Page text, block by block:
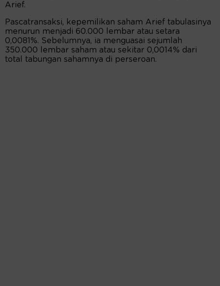
Arief.
Pascatransaksi, kepemilikan saham Arief tabulasinya
menurun menjadi 60.000 lembar atau setara
0,0081%. Sebelumnya, ia menguasai sejumlah
350.000 lembar saham atau sekitar 0,0014% dari
total tabungan sahamnya di perseroan.